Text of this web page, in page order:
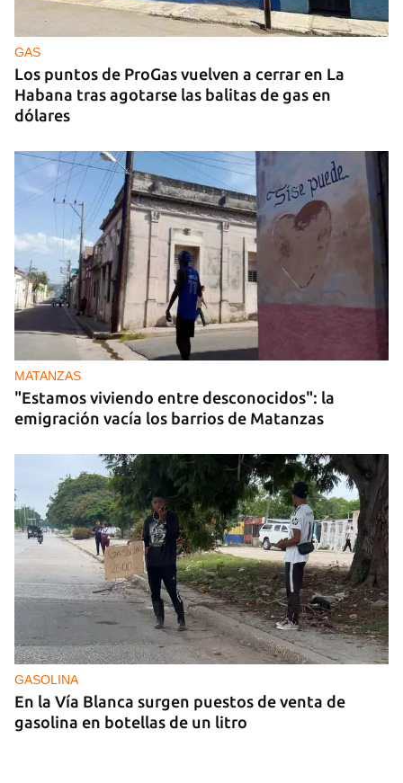
Ucrania ataca otro centro logístico del Amazon
GAS
Los puntos de ProGas vuelven a cerrar en La
Habana tras agotarse las balitas de gas en
dólares
MATANZAS
"Estamos viviendo entre desconocidos": la
emigración vacía los barrios de Matanzas
GASOLINA
En la Vía Blanca surgen puestos de venta de
gasolina en botellas de un litro